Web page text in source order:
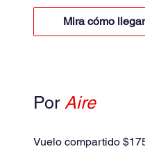
Mira cómo
Por Aire
Vuelo compartido